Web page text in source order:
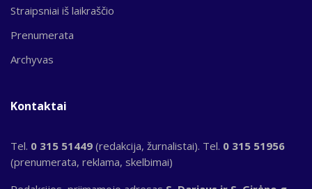
Straipsniai iš laikraščio
Prenumerata
Archyvas
Kontaktai
Tel. 0 315 51449 (redakcija, žurnalistai). Tel. 0 315 51956
(prenumerata, reklama, skelbimai)